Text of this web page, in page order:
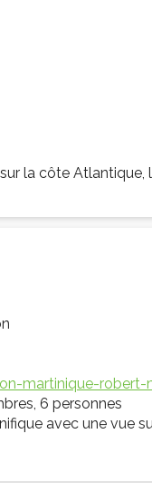
la côte Atlantique,
martinique-robert-
6 personnes
avec une vue